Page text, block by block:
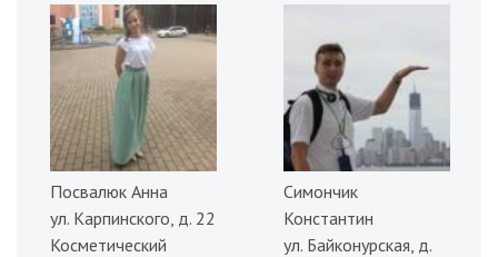
Посвалюк Анна
ул. Карпинского, д. 22
Косметический
Симончик
Константин
ул. Байконурская, д.